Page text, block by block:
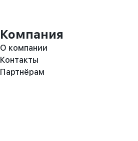
Компания
О компании
Контакты
Партнёрам